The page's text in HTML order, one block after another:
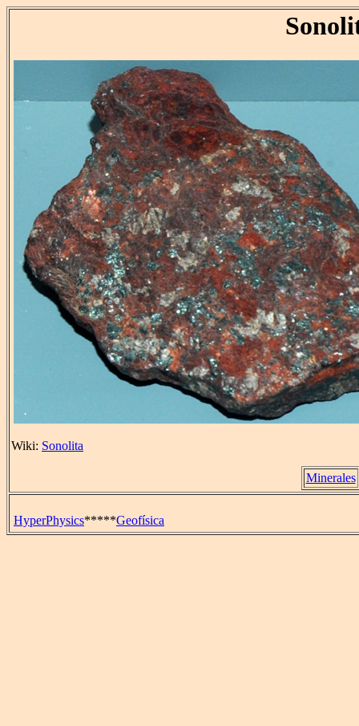
Wiki: Sonolita
Minerales
HyperPhysics*****Geofísica